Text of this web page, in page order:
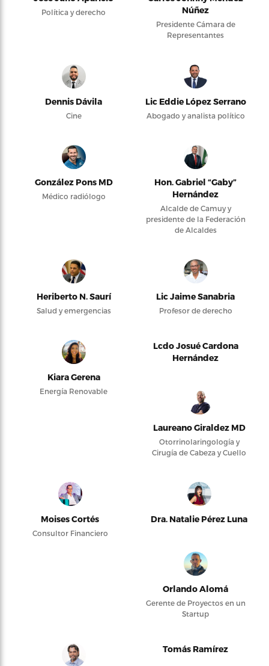
Política y derecho
Núñez
Presidente Cámara de
Representantes
Dennis Dávila
Cine
Lic Eddie López Serrano
Abogado y analista político
González Pons MD
Médico radiólogo
Hon. Gabriel “Gaby”
Hernández
Alcalde de Camuy y
presidente de la Federación
de Alcaldes
Heriberto N. Saurí
Salud y emergencias
Lic Jaime Sanabria
Profesor de derecho
Kiara Gerena
Energía Renovable
Lcdo Josué Cardona
Hernández
Laureano Giraldez MD
Otorrinolaringología y
Cirugía de Cabeza y Cuello
Moises Cortés
Consultor Financiero
Dra. Natalie Pérez Luna
Orlando Alomá
Gerente de Proyectos en un
Startup
Tomás Ramírez